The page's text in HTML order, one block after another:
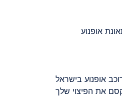
אופנוע
אופנוע בישראל
את הפיצוי שלך